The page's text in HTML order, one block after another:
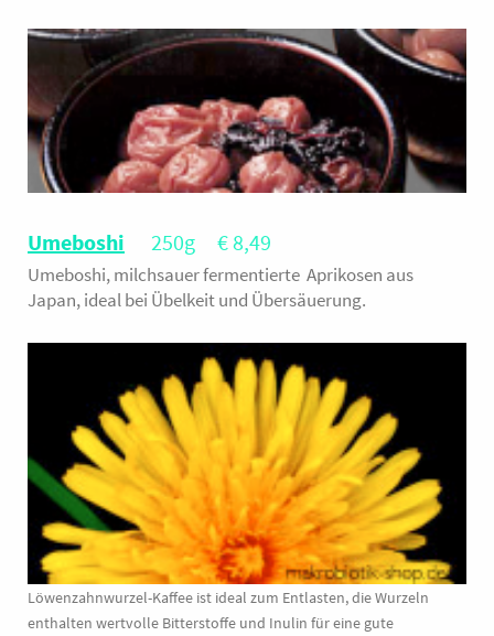
Umeboshi 250g € 8,49
Umeboshi, milchsauer fermentierte Aprikosen aus
Japan, ideal bei Übelkeit und Übersäuerung.
Löwenzahnwurzel-Kaffee ist ideal zum Entlasten, die Wurzeln
enthalten wertvolle Bitterstoffe und Inulin für eine gute